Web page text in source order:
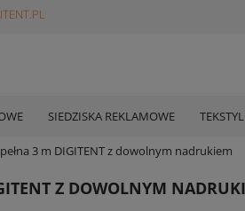
SIEDZISKA REKLAMOWE
3 m DIGITENT z dowolnym nadrukiem
Z DOWOLNYM